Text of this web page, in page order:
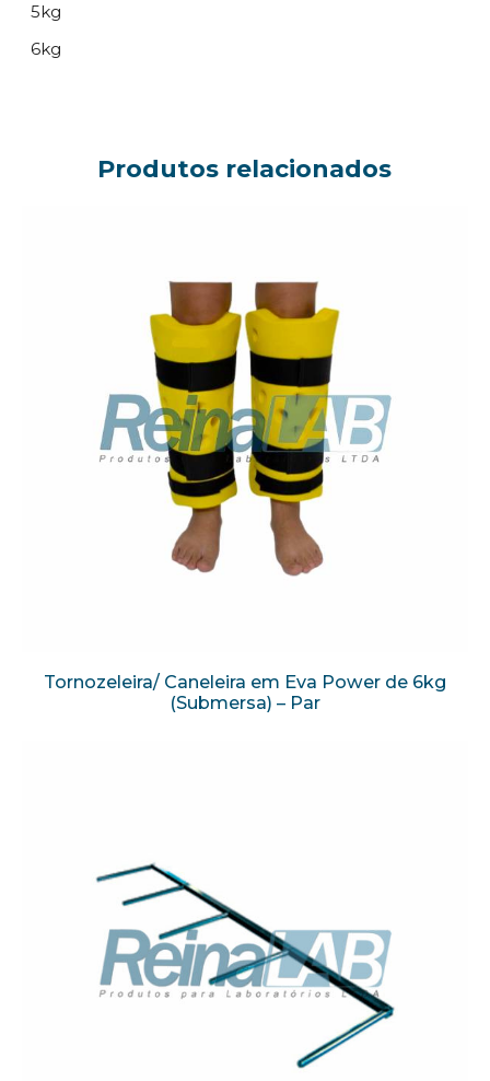
5kg
6kg
Produtos relacionados
Tornozeleira/ Caneleira em Eva Power de 6kg
(Submersa) – Par